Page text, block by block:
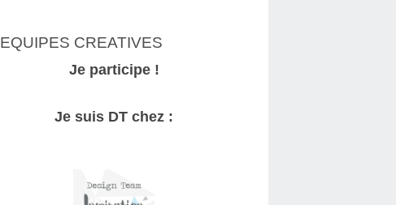
EQUIPES CREATIVES
Je participe !
Je suis DT chez :